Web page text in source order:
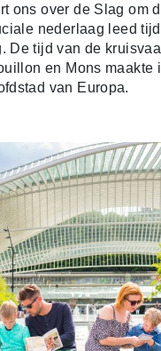
ons over de Slag om
nederlaag leed
De tijd van de
en Mons maakte
van Europa.